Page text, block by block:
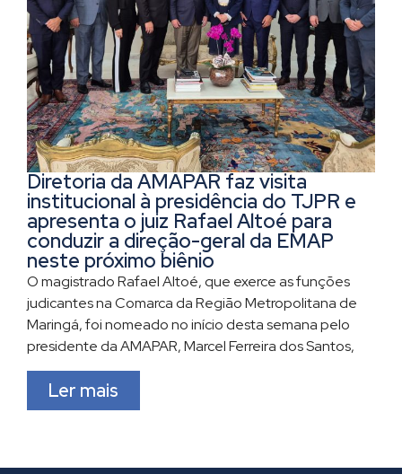
Diretoria da AMAPAR faz visita
institucional à presidência do TJPR e
apresenta o juiz Rafael Altoé para
conduzir a direção-geral da EMAP
neste próximo biênio
O magistrado Rafael Altoé, que exerce as funções
judicantes na Comarca da Região Metropolitana de
Maringá, foi nomeado no início desta semana pelo
presidente da AMAPAR, Marcel Ferreira dos Santos,
Ler mais